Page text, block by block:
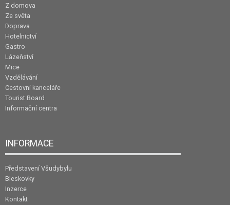
Z domova
Ze světa
Doprava
Hotelnictví
Gastro
Lázeňství
Mice
Vzdělávání
Cestovní kanceláře
Tourist Board
Informační centra
INFORMACE
Představení Všudybylu
Bleskovky
Inzerce
Kontakt